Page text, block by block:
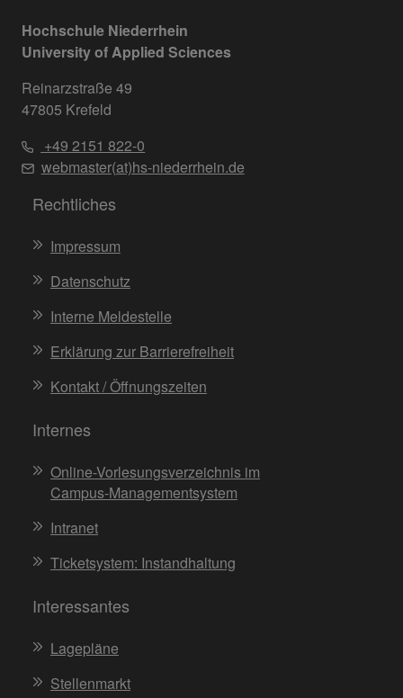
Hochschule Niederrhein
University of Applied Sciences
Reinarzstraße 49
47805 Krefeld
+49 2151 822-0
webmaster(at)hs-niederrhein.de
Rechtliches
Impressum
Datenschutz
Interne Meldestelle
Erklärung zur Barrierefreiheit
Kontakt / Öffnungszeiten
Internes
Online-Vorlesungsverzeichnis im
Campus-Managementsystem
Intranet
Ticketsystem: Instandhaltung
Interessantes
Lagepläne
Stellenmarkt